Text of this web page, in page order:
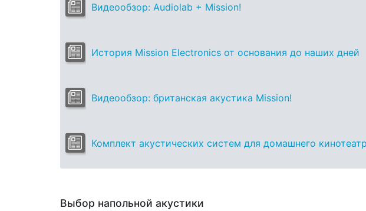
Видеообзор: Audiolab + Mission!
История Mission Electronics от основания до наших дней
Видеообзор: британская акустика Mission!
Комплект акустических систем для домашнего
Выбор напольной акустики